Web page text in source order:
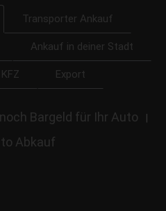
Transporter Ankauf
Ankauf in deiner Stadt
Export
Bargeld für Ihr Auto |
Abkauf